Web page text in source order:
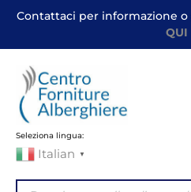
Contattaci per informazione o
QUI
Seleziona lingua:
Italian ▼